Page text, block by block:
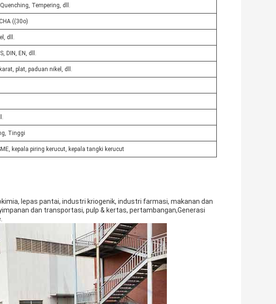
Tempering, dll.
((30o)
dll.
DIN, EN, dll.
plat, paduan nikel, dll.
Tinggi
kepala piring kerucut, kepala tangki kerucut
lepas pantai, industri kriogenik, industri farmasi, makanan dan
dan transportasi, pulp & kertas, pertambangan,Generasi